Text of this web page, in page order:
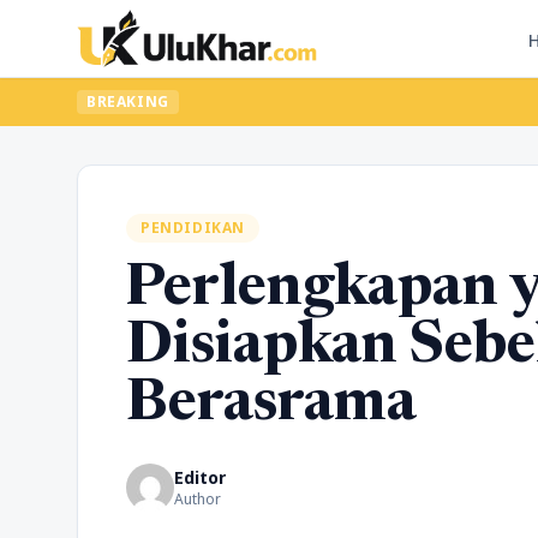
BREAKING
PENDIDIKAN
Perlengkapan
Disiapkan
Berasrama
Editor
Author